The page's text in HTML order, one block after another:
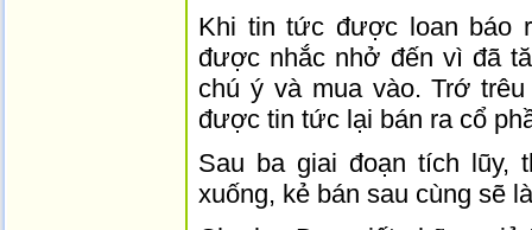
Khi tin tức được loan báo
được nhắc nhở đến vì đã
chú ý và mua vào. Trớ
được tin tức lại bán ra cổ
Sau ba giai đoạn tích lũy,
xuống, kẻ bán sau cùng sẽ